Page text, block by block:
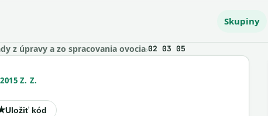
Skupiny
z úpravy a zo spracovania ovocia›02 03 05
Z. Z.
Uložiť kód